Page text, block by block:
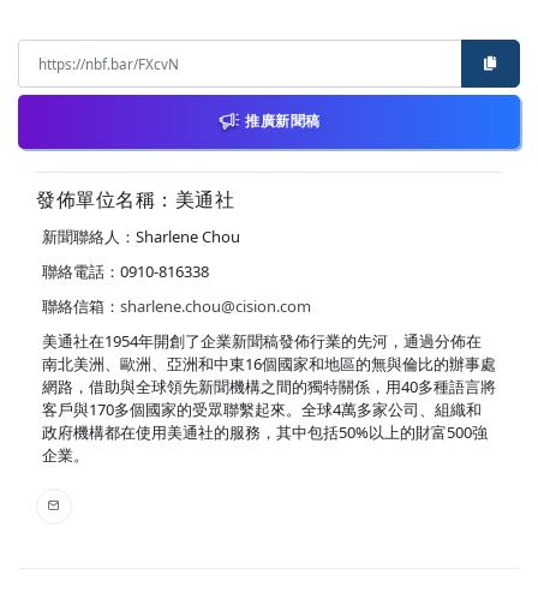
推廣新聞稿
發佈單位名稱：美通社
新聞聯絡人：Sharlene Chou
聯絡電話：0910-816338
聯絡信箱： sharlene.chou@cision.com
美通社在1954年開創了企業新聞稿發佈行業的先河，通過分佈在
南北美洲、歐洲、亞洲和中東16個國家和地區的無與倫比的辦事處
網路，借助與全球領先新聞機構之間的獨特關係，用40多種語言將
客戶與170多個國家的受眾聯繫起來。全球4萬多家公司、組織和
政府機構都在使用美通社的服務，其中包括50%以上的財富500強
企業。